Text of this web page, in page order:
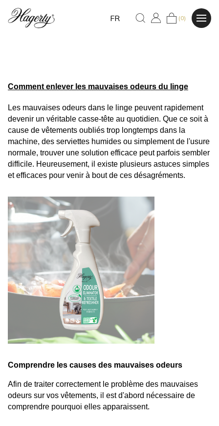
FR (0)
Comment enlever les mauvaises odeurs du linge
Les mauvaises odeurs dans le linge peuvent rapidement
devenir un véritable casse-tête au quotidien. Que ce soit à
cause de vêtements oubliés trop longtemps dans la
machine, des serviettes humides ou simplement de l'usure
normale, trouver une solution efficace peut parfois sembler
difficile. Heureusement, il existe plusieurs astuces simples
et efficaces pour venir à bout de ces désagréments.
Comprendre les causes des mauvaises odeurs
Afin de traiter correctement le problème des mauvaises
odeurs sur vos vêtements, il est d'abord nécessaire de
comprendre pourquoi elles apparaissent.